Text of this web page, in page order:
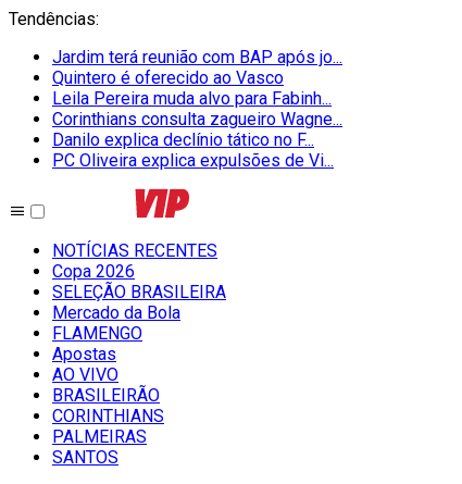
Tendências:
Jardim terá reunião com BAP após jo...
Quintero é oferecido ao Vasco
Leila Pereira muda alvo para Fabinh...
Corinthians consulta zagueiro Wagne...
Danilo explica declínio tático no F...
PC Oliveira explica expulsões de Vi...
NOTÍCIAS RECENTES
Copa 2026
SELEÇÃO BRASILEIRA
Mercado da Bola
FLAMENGO
Apostas
AO VIVO
BRASILEIRÃO
CORINTHIANS
PALMEIRAS
SANTOS